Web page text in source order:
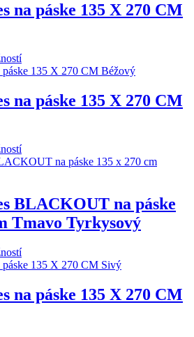
na páske 135 X 270 CM
na páske 135 X 270 CM
BLACKOUT na páske
Tmavo Tyrkysový
na páske 135 X 270 CM